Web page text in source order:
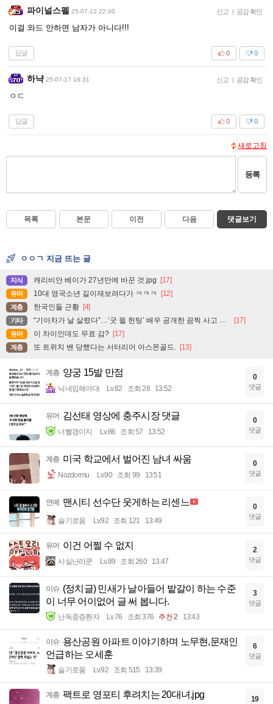
파이널스펠 25-07-12 22:40 신고 | 공감 확인
이걸 와드 안하면 남자가 아니다!!!
답글 0
0
하냑 25-07-17 16:31 신고 | 공감 확인
ㅇㄷ
답글 0
0
새로고침
등록
목록 본문 이전 다음 댓글보기
ㅇㅇㄱ 지금 뜨는 글
지식 캐리비안 베이가 27년만에 바꾼 것.jpg [17]
유머 10대 영국소년 길이재보려다가 ㅋㅋㅋ [12]
계층 한국인들 근황 [4]
기타 “기아차가 날 살렸다”…‘굿 윌 헌팅’ 배우 공개한 끔찍 사고 현장 [17]
유머 이 차이인데도 무료 감? [17]
계층 또 트위치 밴 당했다는 서터리머 아스몬골드. [13]
계층 양궁 15발 만점
닉네임해야대 Lv.82 조회 28 13:52
0
댓글
유머 김선태 영상에 충주시장 댓글
너빨갱이지 Lv.86 조회 57 13:52
0
댓글
계층 미국 학교에서 벌어진 남녀 싸움
Nozdormu Lv.90 조회 99 13:51
0
댓글
연예 맨시티 선수단 웃게하는 리센느
슬기로움 Lv.92 조회 121 13:49
0
댓글
유머 이건 어쩔 수 없지
사실난라쿤 Lv.89 조회 260 13:47
2
댓글
이슈 (정치글) 민새가 날아들어 밭갈이 하는 수준
이 너무 어이없어 글 써 봅니다.
난독중증환자 Lv.76 조회 376 추천 2 13:43
3
댓글
이슈 용산공원 아파트 이야기하며 노무현,문재인
언급하는 오세훈
슬기로움 Lv.92 조회 515 13:39
6
댓글
계층 팩트로 영포티 후려치는 20대녀.jpg 19